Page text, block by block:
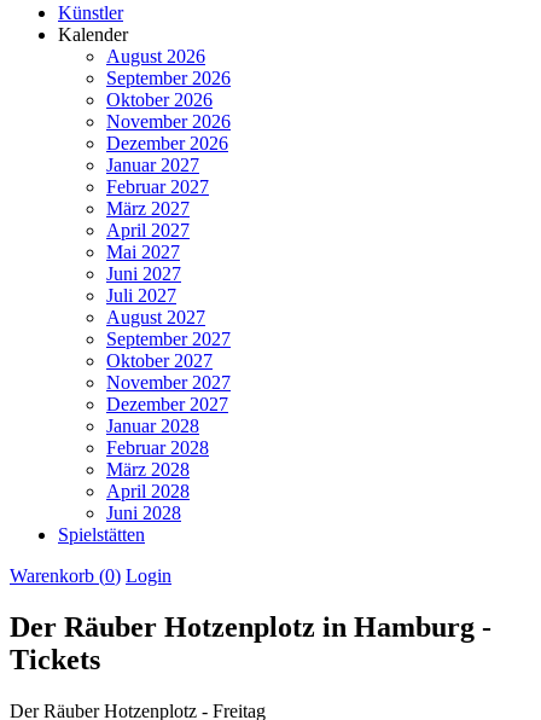
Künstler
Kalender
August 2026
September 2026
Oktober 2026
November 2026
Dezember 2026
Januar 2027
Februar 2027
März 2027
April 2027
Mai 2027
Juni 2027
Juli 2027
August 2027
September 2027
Oktober 2027
November 2027
Dezember 2027
Januar 2028
Februar 2028
März 2028
April 2028
Juni 2028
Spielstätten
Warenkorb (0) Login
Der Räuber Hotzenplotz in Hamburg -
Tickets
Der Räuber Hotzenplotz - Freitag